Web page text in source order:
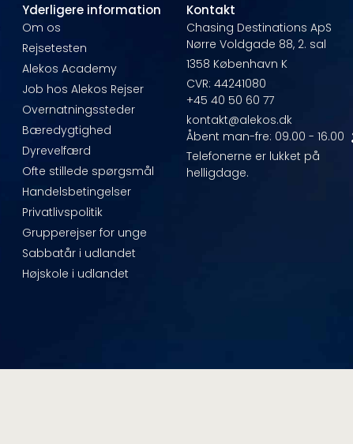
Yderligere information
Om os
Rejsetesten
Alekos Academy
Job hos Alekos Rejser
Overnatningssteder
Bæredygtighed
Dyrevelfærd
Ofte stillede spørgsmål
Handelsbetingelser
Privatlivspolitik
Grupperejser for unge
Sabbatår i udlandet
Højskole i udlandet
Kontakt
Chasing Destinations ApS
Nørre Voldgade 88, 2. sal
1358 København K
CVR: 44241080
+45 40 50 60 77
kontakt@alekos.dk
Åbent man-fre: 09.00 - 16.00
Telefonerne er lukket på
helligdage.